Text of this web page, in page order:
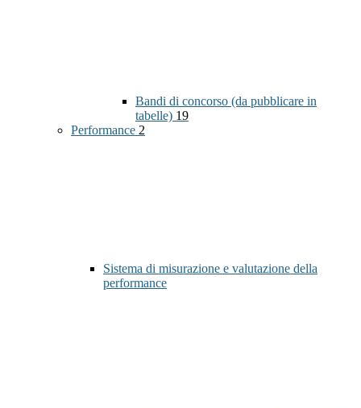
Bandi di concorso (da pubblicare in
tabelle) 19
Performance 2
Sistema di misurazione e valutazione della
performance